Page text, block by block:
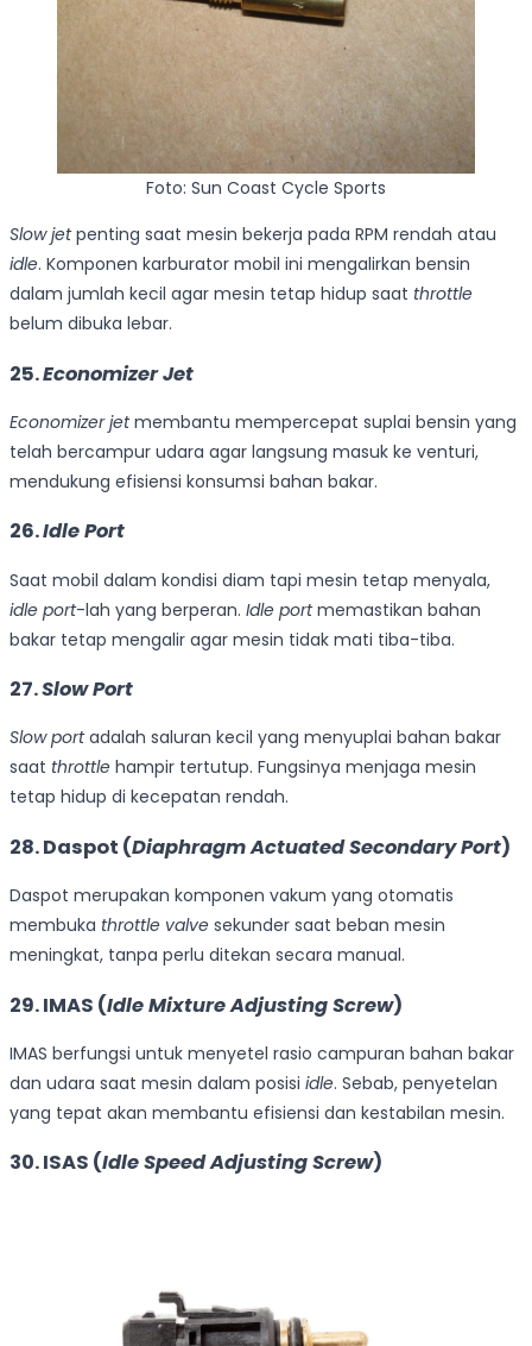
Foto: Sun Coast Cycle Sports
Slow jetpenting saat mesin bekerja pada RPM rendah atau
idle. Komponen karburator mobil ini mengalirkan bensin
dalam jumlah kecil agar mesin tetap hidup saat throttle
belum dibuka lebar.
25.Economizer Jet
Economizer jetmembantu mempercepat suplai bensin yang
telah bercampur udara agar langsung masuk ke venturi,
mendukung efisiensi konsumsi bahan bakar.
26.Idle Port
Saat mobil dalam kondisi diam tapi mesin tetap menyala,
idle port-lah yang berperan. Idle portmemastikan bahan
bakar tetap mengalir agar mesin tidak mati tiba-tiba.
27.Slow Port
Slow portadalah saluran kecil yang menyuplai bahan bakar
saat throttle hampir tertutup. Fungsinya menjaga mesin
tetap hidup di kecepatan rendah.
28. Daspot (Diaphragm Actuated Secondary Port)
Daspot merupakan komponen vakum yang otomatis
membuka throttle valve sekunder saat beban mesin
meningkat, tanpa perlu ditekan secara manual.
29. IMAS (Idle Mixture Adjusting Screw)
IMAS berfungsi untuk menyetel rasio campuran bahan bakar
dan udara saat mesin dalam posisi idle. Sebab, penyetelan
yang tepat akan membantu efisiensi dan kestabilan mesin.
30. ISAS (Idle Speed Adjusting Screw)